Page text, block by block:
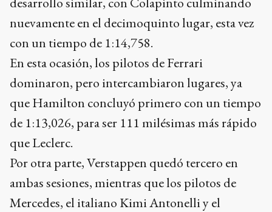
nuevamente en el decimoquinto lugar, esta vez
con un tiempo de 1:14,758.
En esta ocasión, los pilotos de Ferrari
dominaron, pero intercambiaron lugares, ya
que Hamilton concluyó primero con un tiempo
de 1:13,026, para ser 111 milésimas más rápido
que Leclerc.
Por otra parte, Verstappen quedó tercero en
ambas sesiones, mientras que los pilotos de
Mercedes, el italiano Kimi Antonelli y el